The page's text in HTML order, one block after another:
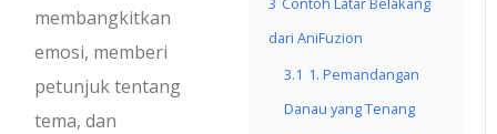
dari AniFuzion
3.1 1. Pemandangan
Danau yang Tenang
membangkitkan
emosi, memberi
petunjuk tentang
tema, dan